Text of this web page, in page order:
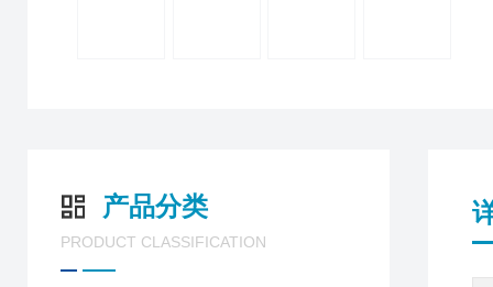
产品分类
PRODUCT CLASSIFICATION